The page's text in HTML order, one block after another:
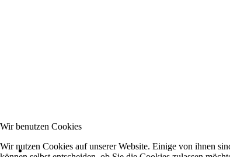
Wir benutzen Cookies
Wir nutzen Cookies auf unserer Website. Einige von ihnen